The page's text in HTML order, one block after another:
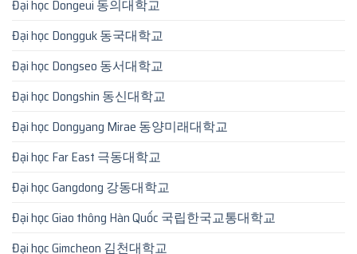
Đại học Dongeui 동의대학교
Đại học Dongguk 동국대학교
Đại học Dongseo 동서대학교
Đại học Dongshin 동신대학교
Đại học Dongyang Mirae 동양미래대학교
Đại học Far East 극동대학교
Đại học Gangdong 강동대학교
Đại học Giao thông Hàn Quốc 국립한국교통대학교
Đại học Gimcheon 김천대학교